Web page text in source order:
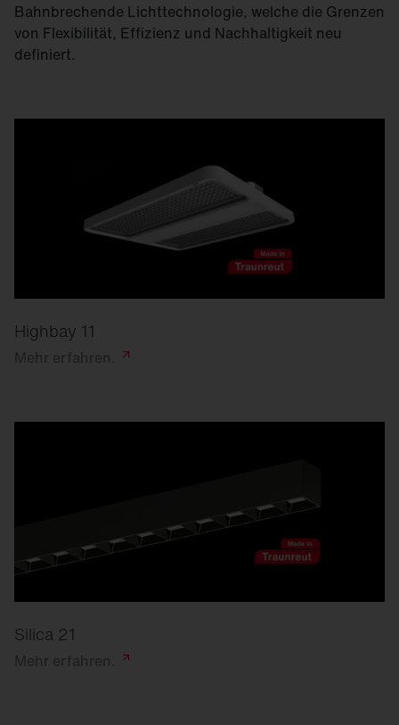
Bahnbrechende Lichttechnologie, welche die Grenzen
von Flexibilität, Effizienz und Nachhaltigkeit neu
definiert.
Highbay 11
Mehr erfahren.
Silica 21
Mehr erfahren.